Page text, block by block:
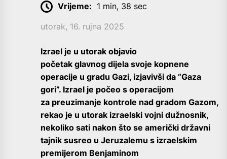
Vrijeme: 1 min, 38 sec
utorak, 16. rujna 2025
Izrael je u utorak objavio
početak glavnog dijela svoje kopnene
operacije u gradu Gazi, izjavivši da “Gaza
gori”. Izrael je počeo s operacijom
za preuzimanje kontrole nad gradom Gazom,
rekao je u utorak izraelski vojni dužnosnik,
nekoliko sati nakon što se američki državni
tajnik susreo u Jeruzalemu s izraelskim
premijerom Benjaminom